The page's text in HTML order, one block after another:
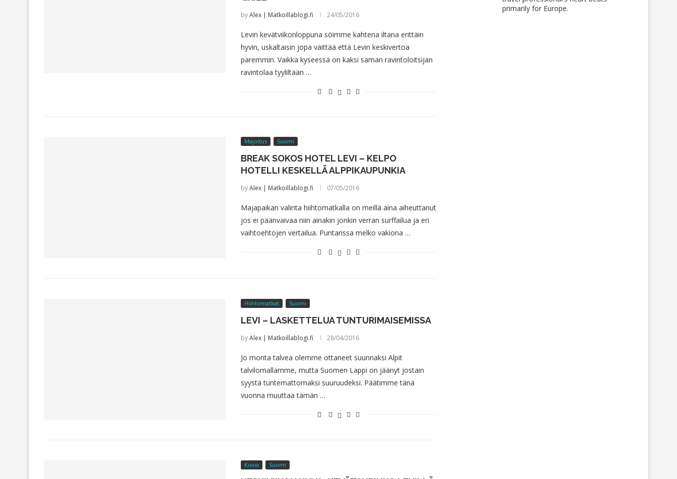
byAlex | Matkoillablogi.fi 24/05/2016
Levin kevätviikonloppuna söimme kahtena iltana erittäin
hyvin, uskaltaisin jopa väittää että Levin keskivertoa
paremmin. Vaikka kyseessä on kaksi saman ravintoloitsijan
ravintolaa tyyliltään …
Majoitus Suomi
BREAK SOKOS HOTEL LEVI – KELPO
HOTELLI KESKELLÄ ALPPIKAUPUNKIA
byAlex | Matkoillablogi.fi 07/05/2016
Majapaikan valinta hiihtomatkalla on meillä aina aiheuttanut
jos ei päänvaivaa niin ainakin jonkin verran surffailua ja eri
vaihtoehtojen vertailua. Puntarissa melko vakiona …
Hiihtomatkat Suomi
LEVI – LASKETTELUA TUNTURIMAISEMISSA
byAlex | Matkoillablogi.fi 28/04/2016
Jo monta talvea olemme ottaneet suunnaksi Alpit
talvilomallamme, mutta Suomen Lappi on jäänyt jostain
syystä tuntemattomaksi suuruudeksi. Päätimme tänä
vuonna muuttaa tämän …
Kuvia Suomi
primarily for Europe.